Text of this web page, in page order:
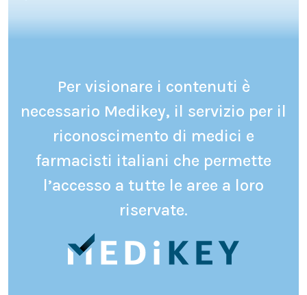
Per visionare i contenuti è
necessario Medikey, il servizio per il
riconoscimento di medici e
farmacisti italiani che permette
l’accesso a tutte le aree a loro
riservate.